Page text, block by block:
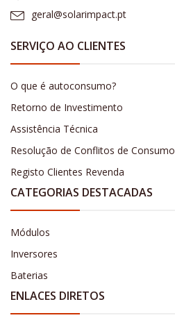
geral@solarimpact.pt
SERVIÇO AO CLIENTES
O que é autoconsumo?
Retorno de Investimento
Assistência Técnica
Resolução de Conflitos de Consumo
Registo Clientes Revenda
CATEGORIAS DESTACADAS
Módulos
Inversores
Baterias
ENLACES DIRETOS